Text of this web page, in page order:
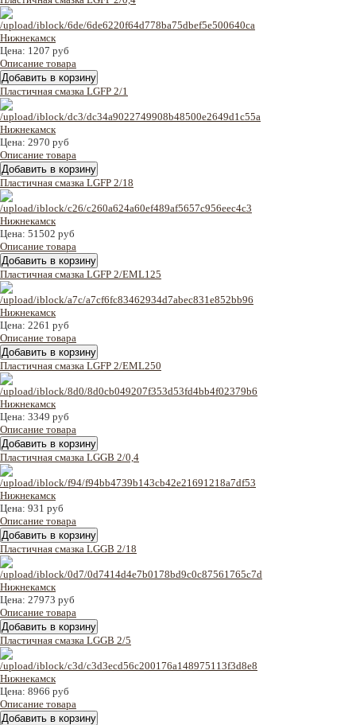
Цена: 1207 руб
Описание товара
Пластичная смазка LGFP 2/1
Цена: 2970 руб
Описание товара
Пластичная смазка LGFP 2/18
Цена: 51502 руб
Описание товара
Пластичная смазка LGFP 2/EML125
Цена: 2261 руб
Описание товара
Пластичная смазка LGFP 2/EML250
Цена: 3349 руб
Описание товара
Пластичная смазка LGGB 2/0,4
Цена: 931 руб
Описание товара
Пластичная смазка LGGB 2/18
Цена: 27973 руб
Описание товара
Пластичная смазка LGGB 2/5
Цена: 8966 руб
Описание товара